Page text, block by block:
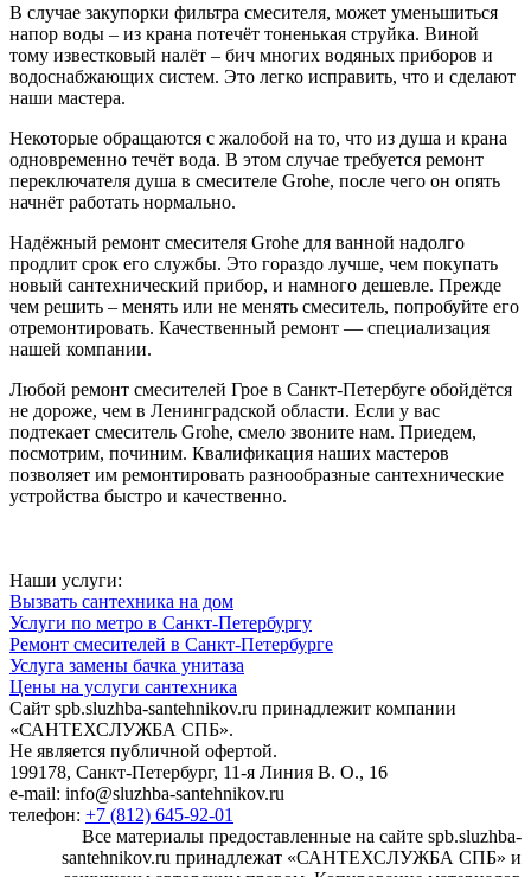
В случае закупорки фильтра смесителя, может уменьшиться
напор воды – из крана потечёт тоненькая струйка. Виной
тому известковый налёт – бич многих водяных приборов и
водоснабжающих систем. Это легко исправить, что и сделают
наши мастера.
Некоторые обращаются с жалобой на то, что из душа и крана
одновременно течёт вода. В этом случае требуется ремонт
переключателя душа в смесителе Grohe, после чего он опять
начнёт работать нормально.
Надёжный ремонт смесителя Grohe для ванной надолго
продлит срок его службы. Это гораздо лучше, чем покупать
новый сантехнический прибор, и намного дешевле. Прежде
чем решить – менять или не менять смеситель, попробуйте его
отремонтировать. Качественный ремонт — специализация
нашей компании.
Любой ремонт смесителей Грое в Санкт-Петербуге обойдётся
не дороже, чем в Ленинградской области. Если у вас
подтекает смеситель Grohe, смело звоните нам. Приедем,
посмотрим, починим. Квалификация наших мастеров
позволяет им ремонтировать разнообразные сантехнические
устройства быстро и качественно.
Наши услуги:
Вызвать сантехника на дом
Услуги по метро в Санкт-Петербургу
Ремонт смесителей в Санкт-Петербурге
Услуга замены бачка унитаза
Цены на услуги сантехника
Сайт spb.sluzhba-santehnikov.ru принадлежит компании
«САНТЕХСЛУЖБА СПБ».
Не является публичной офертой.
199178, Санкт-Петербург, 11-я Линия В. О., 16
e-mail: info@sluzhba-santehnikov.ru
телефон: +7 (812) 645-92-01
Все материалы предоставленные на сайте spb.sluzhba-
santehnikov.ru принадлежат «САНТЕХСЛУЖБА СПБ» и